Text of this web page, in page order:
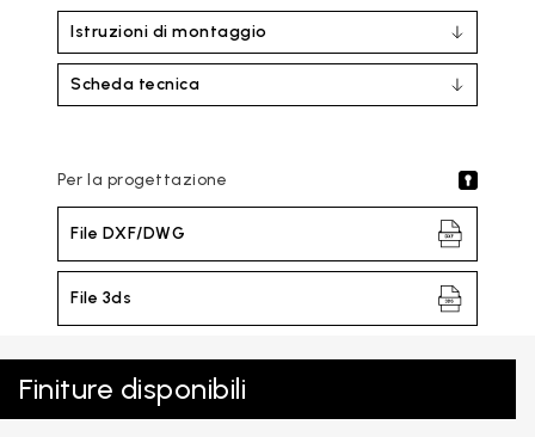
Istruzioni di montaggio
Scheda tecnica
Per la progettazione
File DXF/DWG
File 3ds
Finiture disponibili